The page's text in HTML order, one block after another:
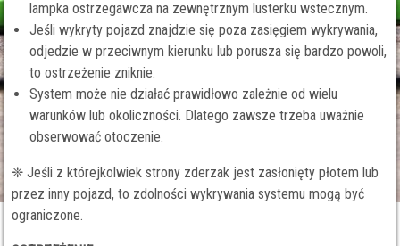
lampka ostrzegawcza na zewnętrznym lusterku wstecznym.
Jeśli wykryty pojazd znajdzie się poza zasięgiem wykrywania,
odjedzie w przeciwnym kierunku lub porusza się bardzo powoli,
to ostrzeżenie zniknie.
System może nie działać prawidłowo zależnie od wielu
warunków lub okoliczności. Dlatego zawsze trzeba uważnie
obserwować otoczenie.
❈ Jeśli z którejkolwiek strony zderzak jest zasłonięty płotem lub
przez inny pojazd, to zdolności wykrywania systemu mogą być
ograniczone.